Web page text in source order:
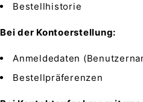
Bestellhistorie
Bei der Kontoerstellung:
Anmeldedaten
Bestellpräferenzen